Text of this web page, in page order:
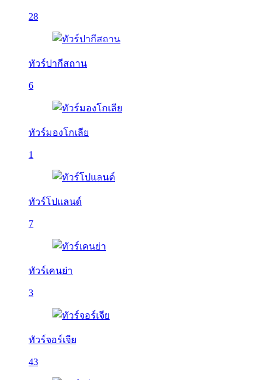
28
ทัวร์ปากีสถาน
6
ทัวร์มองโกเลีย
1
ทัวร์โปแลนด์
7
ทัวร์เคนย่า
3
ทัวร์จอร์เจีย
43